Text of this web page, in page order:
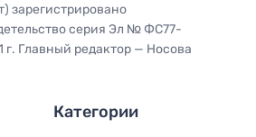
зарегистрировано
серия Эл № ФС77-
г. Главный редактор — Носова
Категории